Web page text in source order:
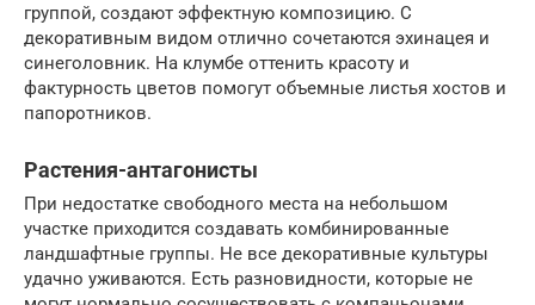
группой, создают эффектную композицию. С
декоративным видом отлично сочетаются эхинацея и
синеголовник. На клумбе оттенить красоту и
фактурность цветов помогут объемные листья хостов и
папоротников.
Растения-антагонисты
При недостатке свободного места на небольшом
участке приходится создавать комбинированные
ландшафтные группы. Не все декоративные культуры
удачно уживаются. Есть разновидности, которые не